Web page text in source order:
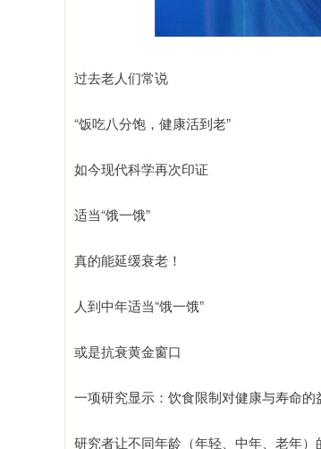
过去老人们常说
“饭吃八分饱，健康活到老”
如今现代科学再次印证
适当“饿一饿”
真的能延缓衰老！
人到中年适当“饿一饿”
或是抗衰黄金窗口
一项研究显示：饮食限制对健康与寿命的
研究者让不同年龄（年轻、中年、老年）